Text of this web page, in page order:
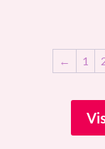
← 1